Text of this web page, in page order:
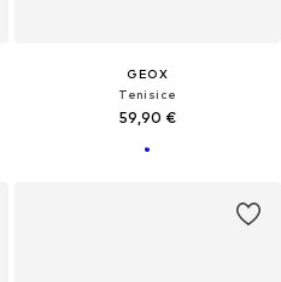
GEOX
Tenisice
59,90 €